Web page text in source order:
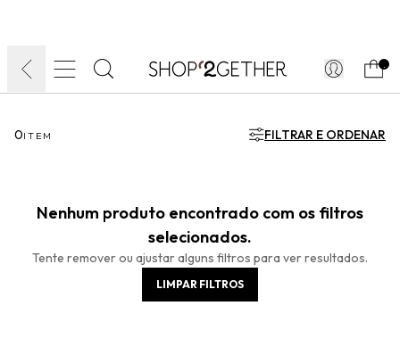
0ITEM FILTRAR E ORDENAR
Nenhum produto encontrado com os filtros
selecionados.
Tente remover ou ajustar alguns filtros para ver resultados.
LIMPAR FILTROS